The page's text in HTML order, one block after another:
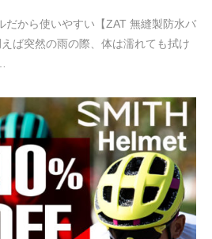
だから使いやすい【ZAT 無縫製防水バ
ば突然の雨の際、体は濡れても拭け